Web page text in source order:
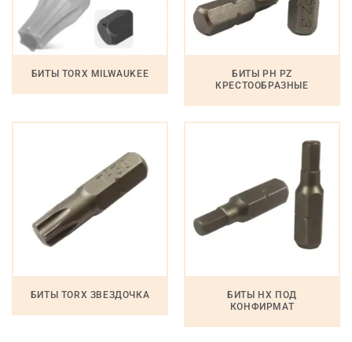
БИТЫ TORX MILWAUKEE
БИТЫ PH PZ
КРЕСТООБРАЗНЫЕ
БИТЫ TORX ЗВЕЗДОЧКА
БИТЫ HX ПОД
КОНФИРМАТ